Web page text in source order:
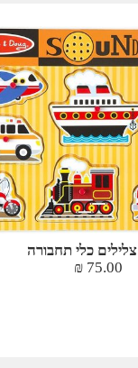
כלי תחבורה
75.00
₪